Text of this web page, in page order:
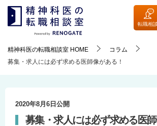
転職相談
精神科医の転職相談室 HOME
コラム
募集・求人には必ず求める医師像がある！
2020年8月6日 公開
募集・求人には必ず求める医師